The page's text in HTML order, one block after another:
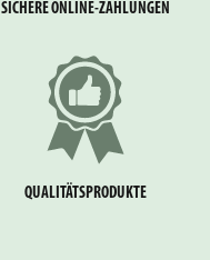
SICHERE ONLINE-ZAHLUNGEN
QUALITÄTSPRODUKTE